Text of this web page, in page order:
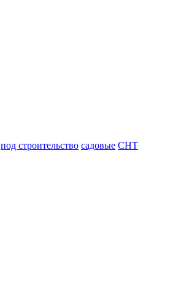
под строительство садовые СНТ